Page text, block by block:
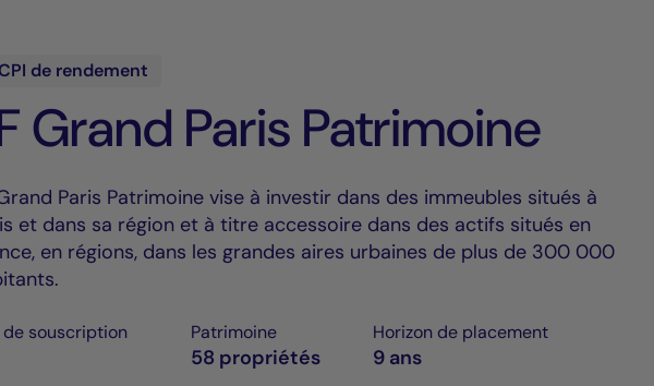
de rendement
Grand Paris Patrimoine
Paris Patrimoine vise à investir dans des immeubles situés à
et dans sa région et à titre accessoire dans des actifs situés en
en régions, dans les grandes aires urbaines de plus de 300 000
de souscription Patrimoine
58 propriétés
Horizon de placement
9 ans